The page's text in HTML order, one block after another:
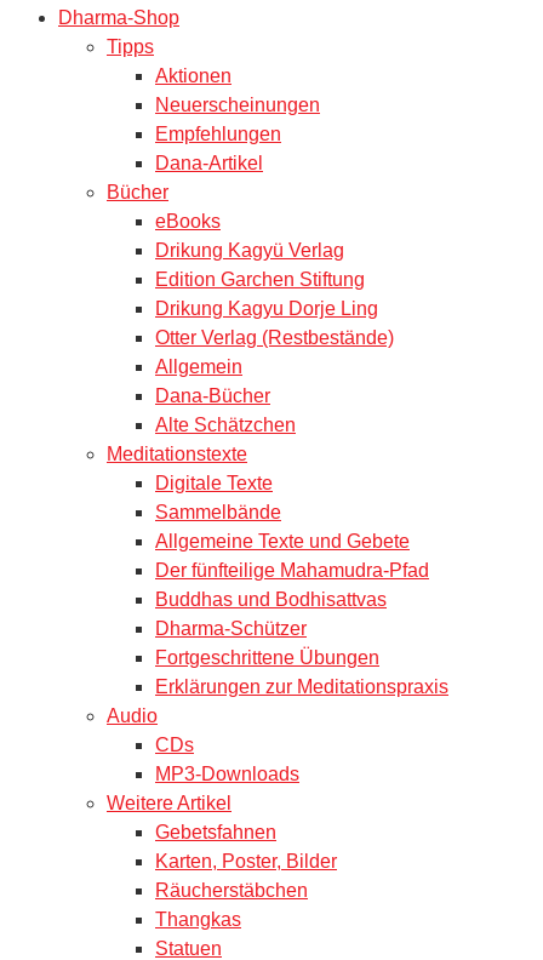
Dharma-Shop
Tipps
Aktionen
Neuerscheinungen
Empfehlungen
Dana-Artikel
Bücher
eBooks
Drikung Kagyü Verlag
Edition Garchen Stiftung
Drikung Kagyu Dorje Ling
Otter Verlag (Restbestände)
Allgemein
Dana-Bücher
Alte Schätzchen
Meditationstexte
Digitale Texte
Sammelbände
Allgemeine Texte und Gebete
Der fünfteilige Mahamudra-Pfad
Buddhas und Bodhisattvas
Dharma-Schützer
Fortgeschrittene Übungen
Erklärungen zur Meditationspraxis
Audio
CDs
MP3-Downloads
Weitere Artikel
Gebetsfahnen
Karten, Poster, Bilder
Räucherstäbchen
Thangkas
Statuen